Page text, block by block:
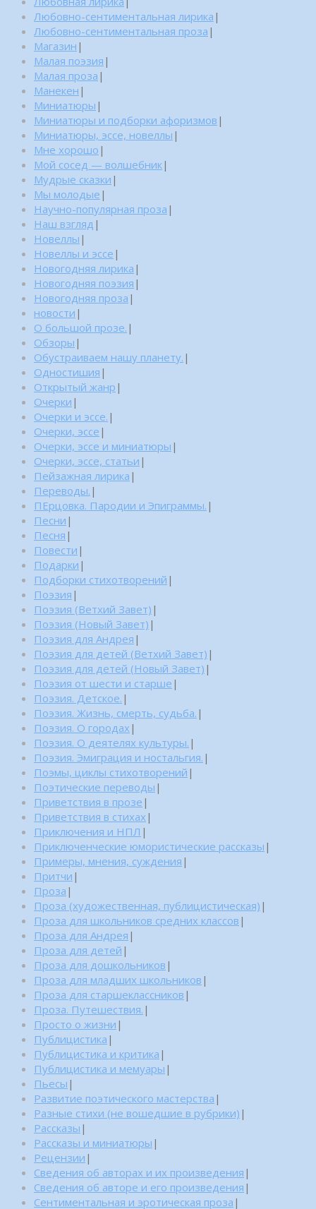
Любовно-сентиментальная лирика |
Любовно-сентиментальная проза |
Магазин |
Малая поэзия |
Малая проза |
Манекен |
Миниатюры |
Миниатюры и подборки афоризмов |
Миниатюры, эссе, новеллы |
Мне хорошо |
Мой сосед — волшебник|
Мудрые сказки |
Мы молодые |
Научно-популярная проза |
Наш взгляд |
Новеллы |
Новеллы и эссе |
Новогодняя лирика |
Новогодняя поэзия |
Новогодняя проза |
новости |
О большой прозе. |
Обзоры |
Обустраиваем нашу планету. |
Одностишия |
Открытый жанр |
Очерки |
Очерки и эссе. |
Очерки, эссе |
Очерки, эссе и миниатюры |
Очерки, эссе, статьи |
Пейзажная лирика |
Переводы. |
ПЕрцовка. Пародии и Эпиграммы. |
Песни |
Песня |
Повести |
Подарки |
Подборки стихотворений |
Поэзия |
Поэзия (Ветхий Завет) |
Поэзия (Новый Завет) |
Поэзия для Андрея |
Поэзия для детей (Ветхий Завет) |
Поэзия для детей (Новый Завет) |
Поэзия от шести и старше |
Поэзия. Детское. |
Поэзия. Жизнь, смерть, судьба. |
Поэзия. О городах |
Поэзия. О деятелях культуры. |
Поэзия. Эмиграция и ностальгия. |
Поэмы, циклы стихотворений |
Поэтические переводы |
Приветствия в прозе |
Приветствия в стихах |
Приключения и НПЛ |
Приключенческие юмористические рассказы |
Примеры, мнения, суждения |
Притчи |
Проза |
Проза (художественная, публицистическая) |
Проза для школьников средних классов |
Проза для Андрея |
Проза для детей |
Проза для дошкольников |
Проза для младших школьников |
Проза для старшеклассников |
Проза. Путешествия. |
Просто о жизни |
Публицистика |
Публицистика и критика |
Публицистика и мемуары |
Пьесы |
Развитие поэтического мастерства |
Разные стихи (не вошедшие в рубрики) |
Рассказы |
Рассказы и миниатюры |
Рецензии |
Сведения об авторах и их произведения |
Сведения об авторе и его произведения |
Сентиментальная и эротическая проза |